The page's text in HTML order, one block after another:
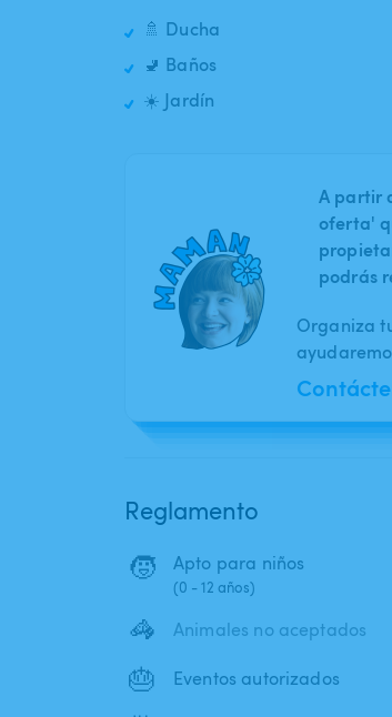
🚿 Ducha
🚽 Baños
☀️ Jardín
A partir
oferta'
podrás
Organiza
Reglamento
🧒 Apto para niños
(0 - 12 años)
🦓 Animales no aceptados
🎂 Eventos autorizados